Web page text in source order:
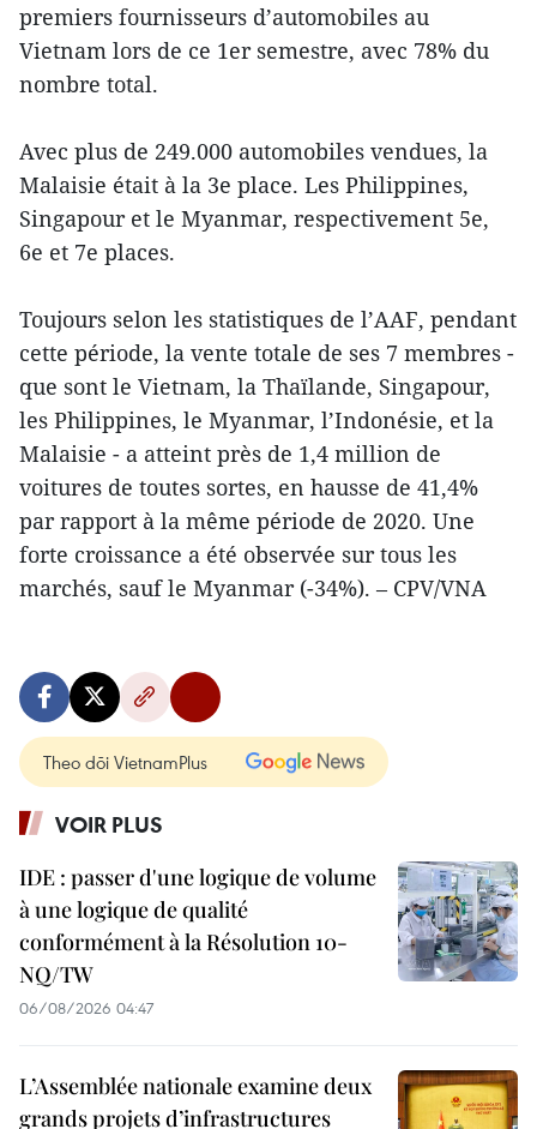
premiers fournisseurs d’automobiles au
Vietnam lors de ce 1er semestre, avec 78% du
nombre total.
Avec plus de 249.000 automobiles vendues, la
Malaisie était à la 3e place. Les Philippines,
Singapour et le Myanmar, respectivement 5e,
6e et 7e places.
Toujours selon les statistiques de l’AAF, pendant
cette période, la vente totale de ses 7 membres -
que sont le Vietnam, la Thaïlande, Singapour,
les Philippines, le Myanmar, l’Indonésie, et la
Malaisie - a atteint près de 1,4 million de
voitures de toutes sortes, en hausse de 41,4%
par rapport à la même période de 2020. Une
forte croissance a été observée sur tous les
marchés, sauf le Myanmar (-34%). – CPV/VNA
Theo dõi VietnamPlus
VOIR PLUS
IDE : passer d'une logique de volume
à une logique de qualité
conformément à la Résolution 10-
NQ/TW
06/08/2026 04:47
L’Assemblée nationale examine deux
grands projets d’infrastructures